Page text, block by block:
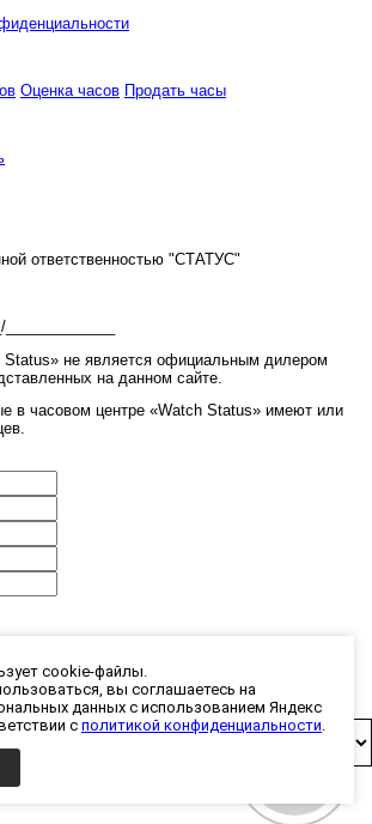
Оценка часов Продать часы
ответственностью "СТАТУС"
Status» не является официальным дилером
на данном сайте.
в часовом центре «Watch Status» имеют или
фото:
cookie-файлы.
вы соглашаетесь на
данных с использованием Яндекс
с политикой конфиденциальности.